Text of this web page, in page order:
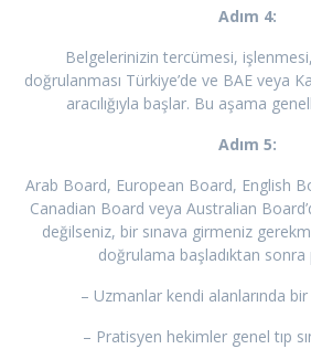
Adım 4:
Belgelerinizin tercümesi,
doğrulanması Türkiye’de ve BAE veya
aracılığıyla başlar. Bu aşama
Adım 5:
Arab Board, European Board, English
Canadian Board veya Australian
değilseniz, bir sınava girmeniz
doğrulama başladıktan sonra
– Uzmanlar kendi alanlarında bir
– Pratisyen hekimler genel tıp